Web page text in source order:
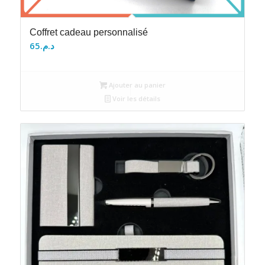
Coffret cadeau personnalisé
د.م.65
Ajouter au panier
Voir les détails